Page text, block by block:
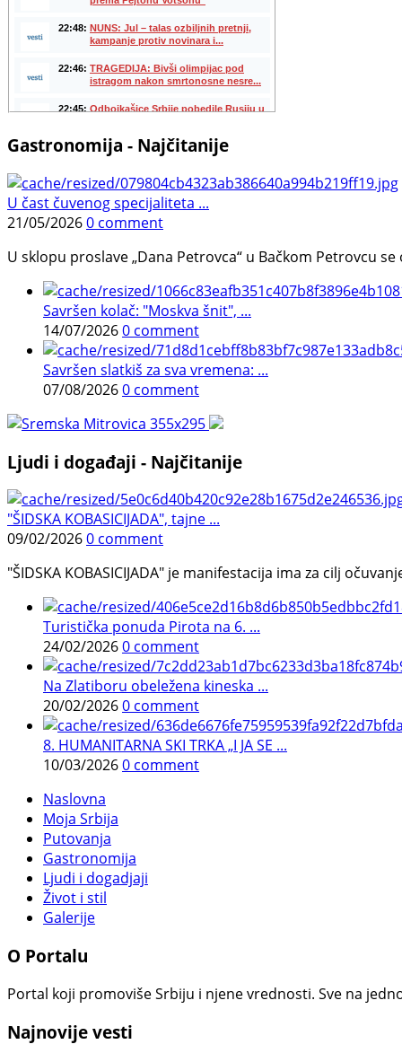
Gastronomija - Najčitanije
U čast čuvenog specijaliteta ...
21/05/20260 comment
U sklopu proslave „Dana Petrovca“ u Bačkom Petrovcu
Savršen kolač: "Moskva šnit", ...
14/07/20260 comment
Savršen slatkiš za sva vremena: ...
07/08/20260 comment
Ljudi i događaji - Najčitanije
"ŠIDSKA KOBASICIJADA", tajne ...
09/02/20260 comment
"ŠIDSKA KOBASICIJADA" je manifestacija ima za cilj
Turistička ponuda Pirota na 6. ...
24/02/20260 comment
Na Zlatiboru obeležena kineska ...
20/02/20260 comment
8. HUMANITARNA SKI TRKA „I JA SE ...
10/03/20260 comment
Naslovna
Moja Srbija
Putovanja
Gastronomija
Ljudi i dogadjaji
Život i stil
Galerije
O Portalu
Portal koji promoviše Srbiju i njene vrednosti. Sve na
Najnovije vesti